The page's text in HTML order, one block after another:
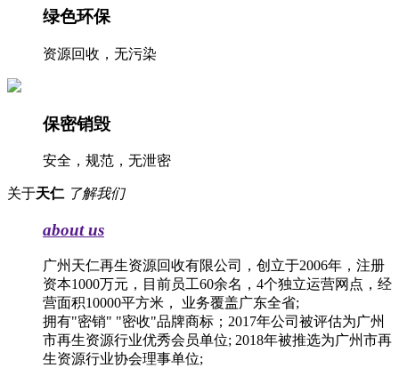
绿色环保
资源回收，无污染
保密销毁
安全，规范，无泄密
关于天仁 了解我们
about us
广州天仁再生资源回收有限公司，创立于2006年，注册
资本1000万元，目前员工60余名，4个独立运营网点，经
营面积10000平方米， 业务覆盖广东全省;
拥有"密销" "密收"品牌商标；2017年公司被评估为广州
市再生资源行业优秀会员单位; 2018年被推选为广州市再
生资源行业协会理事单位;